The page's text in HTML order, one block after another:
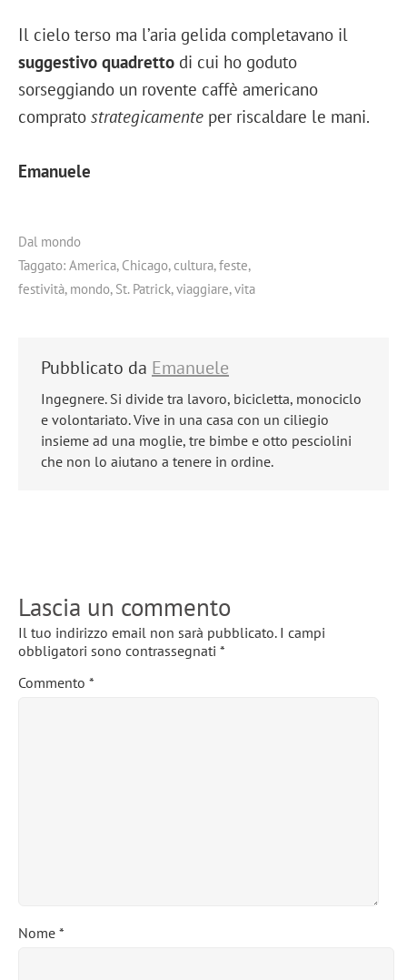
Il cielo terso ma l’aria gelida completavano il
suggestivo quadretto di cui ho goduto
sorseggiando un rovente caffè americano
comprato strategicamente per riscaldare le mani.
Emanuele
Dal mondo
Taggato: America, Chicago,cultura,feste,
festività, mondo, St. Patrick,viaggiare,vita
Pubblicato da Emanuele
Ingegnere. Si divide tra lavoro, bicicletta, monociclo
e volontariato. Vive in una casa con un ciliegio
insieme ad una moglie, tre bimbe e otto pesciolini
che non lo aiutano a tenere in ordine.
Lascia un commento
Il tuo indirizzo email non sarà pubblicato. I campi
obbligatori sono contrassegnati *
Commento *
Nome *